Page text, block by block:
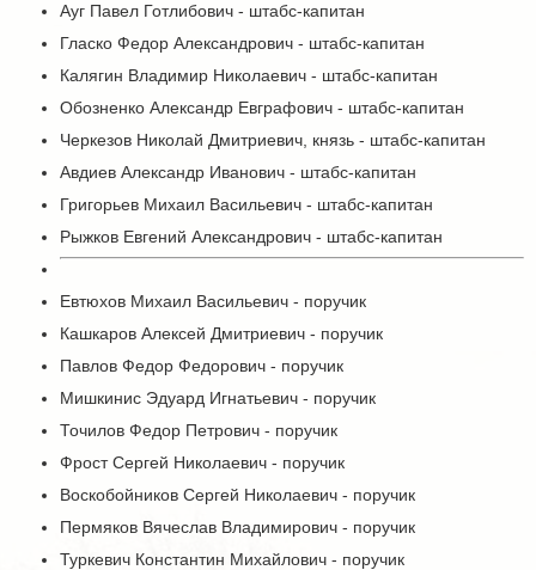
Ауг Павел Готлибович - штабс-капитан
Гласко Федор Александрович - штабс-капитан
Калягин Владимир Николаевич - штабс-капитан
Обозненко Александр Евграфович - штабс-капитан
Черкезов Николай Дмитриевич, князь - штабс-капитан
Авдиев Александр Иванович - штабс-капитан
Григорьев Михаил Васильевич - штабс-капитан
Рыжков Евгений Александрович - штабс-капитан
Евтюхов Михаил Васильевич - поручик
Кашкаров Алексей Дмитриевич - поручик
Павлов Федор Федорович - поручик
Мишкинис Эдуард Игнатьевич - поручик
Точилов Федор Петрович - поручик
Фрост Сергей Николаевич - поручик
Воскобойников Сергей Николаевич - поручик
Пермяков Вячеслав Владимирович - поручик
Туркевич Константин Михайлович - поручик